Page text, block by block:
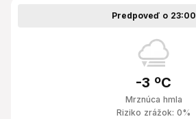
Predpoveď o 23:00
Mrznúca hmla
-3 ºC
Riziko zrážok: 0%